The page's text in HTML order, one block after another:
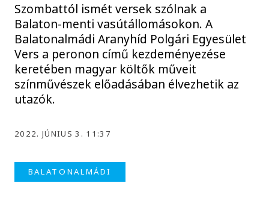
Szombattól ismét versek szólnak a
Balaton-menti vasútállomásokon. A
Balatonalmádi Aranyhíd Polgári Egyesület
Vers a peronon című kezdeményezése
keretében magyar költők műveit
színművészek előadásában élvezhetik az
utazók.
2022. JÚNIUS 3. 11:37
BALATONALMÁDI